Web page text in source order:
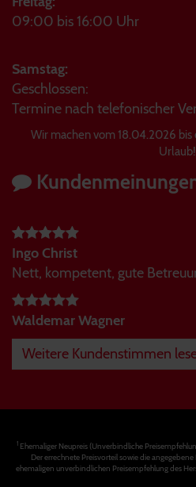
09:00 bis 16:00 Uhr
Samstag:
Geschlossen:
Termine nach telefonischer
Wir machen vom 18.04.2026
Urlaub!
Ingo Christ
Nett, kompetent, gute
Waldemar Wagner
Weitere Kundenstimmen
1Ehemaliger Neupreis (Unverbindliche
Der errechnete Preisvorteil sowie die
ehemaligen unverbindlichen Preisempfehlung des